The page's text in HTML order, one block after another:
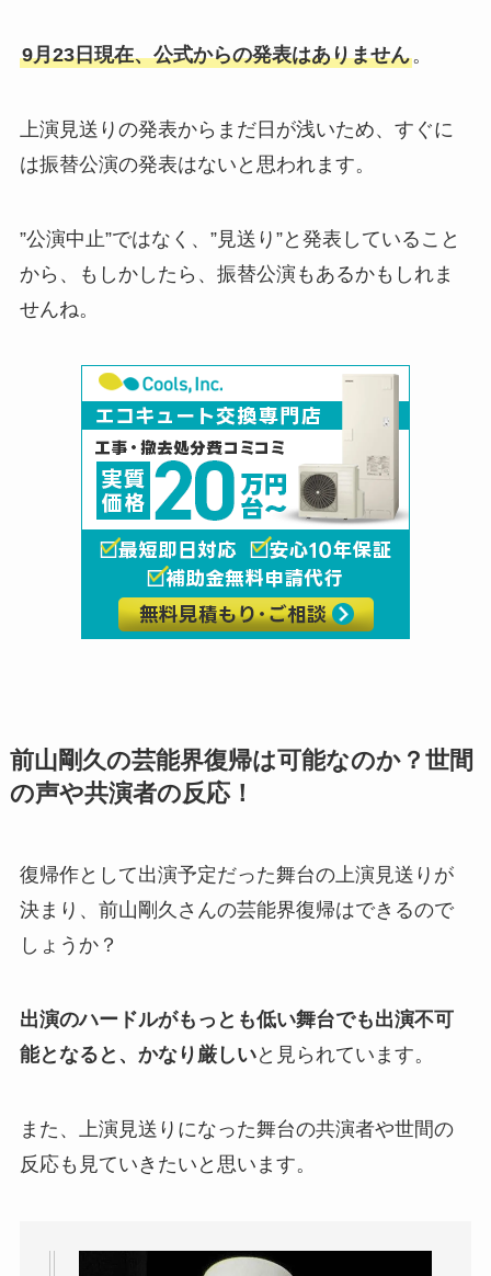
9月23日現在、公式からの発表はありません。
上演見送りの発表からまだ日が浅いため、すぐに
は振替公演の発表はないと思われます。
”公演中止”ではなく、”見送り”と発表していること
から、もしかしたら、振替公演もあるかもしれま
せんね。
前山剛久の芸能界復帰は可能なのか？世間
の声や共演者の反応！
復帰作として出演予定だった舞台の上演見送りが
決まり、前山剛久さんの芸能界復帰はできるので
しょうか？
出演のハードルがもっとも低い舞台でも出演不可
能となると、かなり厳しいと見られています。
また、上演見送りになった舞台の共演者や世間の
反応も見ていきたいと思います。